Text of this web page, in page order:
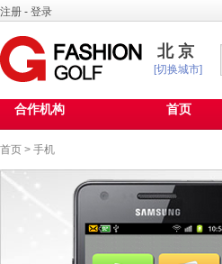
注册 - 登录
北京
[切换城市]
合作机构 首页
首页 > 手机